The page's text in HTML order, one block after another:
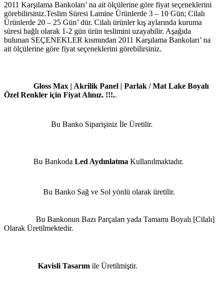
2011 Karşılama Bankoları’ na ait ölçülerine göre fiyat seçeneklerini
görebilirsiniz.Teslim Süresi Lamine Ürünlerde 3 – 10 Gün; Cilalı
Ürünlerde 20 – 25 Gün’ dür. Cilalı ürünler kış aylarında kuruma
süresi bağlı olarak 1-2 gün ürün teslimini uzayabilir. Aşağıda
bulunan SEÇENEKLER kısmından 2011 Karşılama Bankoları’ na
ait ölçülerine göre fiyat seçeneklerini görebilirsiniz.
Gloss Max | Akrilik Panel | Parlak / Mat Lake Boyalı
Özel Renkler için Fiyat Alınız. !!!..
Bu Banko Siparişiniz İle Üretilir.
Bu Bankoda Led Aydınlatma Kullanılmaktadır.
Bu Banko Sağ ve Sol yönlü olarak üretilir.
Bu Bankonun Bazı Parçaları yada Tamamı Boyalı [Cilalı]
Olarak Üretilmektedir.
Kavisli Tasarım ile Üretilmiştir.